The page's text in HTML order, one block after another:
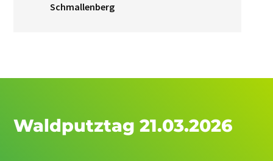
Schmallenberg
Waldputztag 21.03.2026